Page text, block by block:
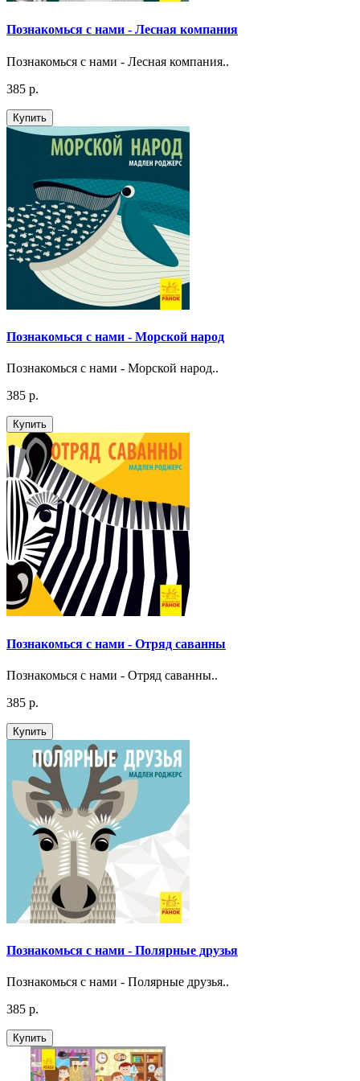
Познакомься с нами - Лесная компания
Познакомься с нами - Лесная компания..
385 р.
Купить
Познакомься с нами - Морской народ
Познакомься с нами - Морской народ..
385 р.
Купить
Познакомься с нами - Отряд саванны
Познакомься с нами - Отряд саванны..
385 р.
Купить
Познакомься с нами - Полярные друзья
Познакомься с нами - Полярные друзья..
385 р.
Купить